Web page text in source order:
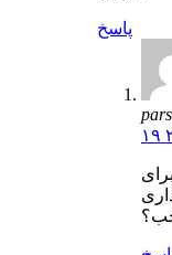
پاسخ